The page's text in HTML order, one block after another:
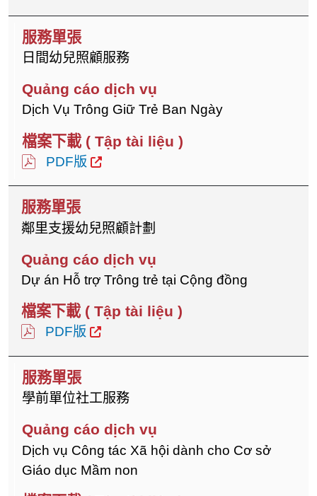
日間幼兒照顧服務
Dịch Vụ Trông Giữ Trẻ Ban Ngày
PDF版
鄰里支援幼兒照顧計劃
Dự án Hỗ trợ Trông trẻ tại Cộng đồng
PDF版
學前單位社工服務
Dịch vụ Công tác Xã hội dành cho Cơ sở
Giáo dục Mầm non